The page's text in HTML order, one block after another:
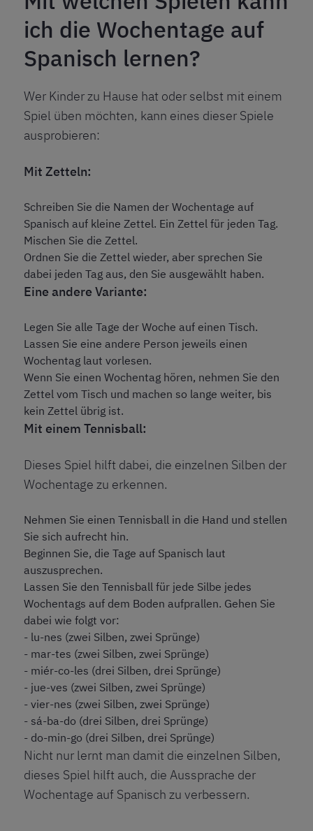
ich die Wochentage auf
Spanisch lernen?
Wer Kinder zu Hause hat oder selbst mit einem
Spiel üben möchten, kann eines dieser Spiele
ausprobieren:
Mit Zetteln:
Schreiben Sie die Namen der Wochentage auf
Spanisch auf kleine Zettel. Ein Zettel für jeden Tag.
Mischen Sie die Zettel.
Ordnen Sie die Zettel wieder, aber sprechen Sie
dabei jeden Tag aus, den Sie ausgewählt haben.
Eine andere Variante:
Legen Sie alle Tage der Woche auf einen Tisch.
Lassen Sie eine andere Person jeweils einen
Wochentag laut vorlesen.
Wenn Sie einen Wochentag hören, nehmen Sie den
Zettel vom Tisch und machen so lange weiter, bis
kein Zettel übrig ist.
Mit einem Tennisball:
Dieses Spiel hilft dabei, die einzelnen Silben der
Wochentage zu erkennen.
Nehmen Sie einen Tennisball in die Hand und stellen
Sie sich aufrecht hin.
Beginnen Sie, die Tage auf Spanisch laut
auszusprechen.
Lassen Sie den Tennisball für jede Silbe jedes
Wochentags auf dem Boden aufprallen. Gehen Sie
dabei wie folgt vor:
- lu-nes (zwei Silben, zwei Sprünge)
- mar-tes (zwei Silben, zwei Sprünge)
- miér-co-les (drei Silben, drei Sprünge)
- jue-ves (zwei Silben, zwei Sprünge)
- vier-nes (zwei Silben, zwei Sprünge)
- sá-ba-do (drei Silben, drei Sprünge)
- do-min-go (drei Silben, drei Sprünge)
Nicht nur lernt man damit die einzelnen Silben,
dieses Spiel hilft auch, die Aussprache der
Wochentage auf Spanisch zu verbessern.